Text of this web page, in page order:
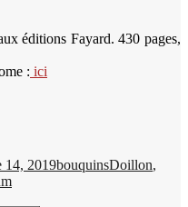
éditions Fayard. 430 pages,
: ici
14, 2019bouquinsDoillon,